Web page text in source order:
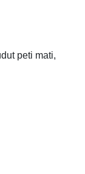
peti mati,